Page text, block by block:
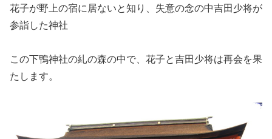
花子が野上の宿に居ないと知り、失意の念の中吉田少将が
参詣した神社
この下鴨神社の糺の森の中で、花子と吉田少将は再会を果
たします。